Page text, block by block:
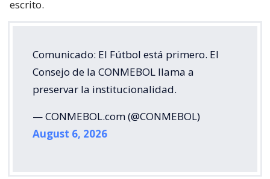
escrito.
Comunicado: El Fútbol está primero. El
Consejo de la CONMEBOL llama a
preservar la institucionalidad.
— CONMEBOL.com (@CONMEBOL)
August 6, 2026